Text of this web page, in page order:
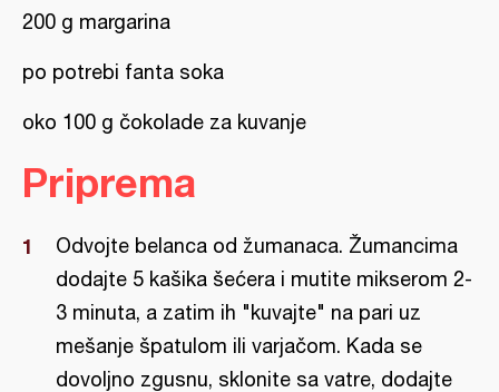
200 g margarina
po potrebi fanta soka
oko 100 g čokolade za kuvanje
Priprema
Odvojte belanca od žumanaca. Žumancima
dodajte 5 kašika šećera i mutite mikserom 2-
3 minuta, a zatim ih "kuvajte" na pari uz
mešanje špatulom ili varjačom. Kada se
dovoljno zgusnu, sklonite sa vatre, dodajte